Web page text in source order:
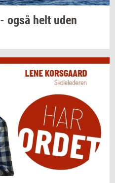
- også helt uden